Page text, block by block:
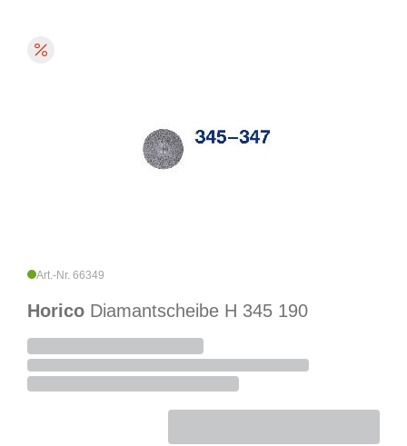
Art.-Nr. 66349
Horico Diamantscheibe H 345 190